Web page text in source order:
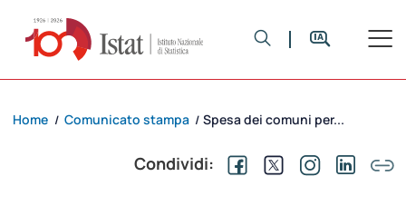
Home / Comunicato stampa / Spesa dei comuni per...
Condividi: